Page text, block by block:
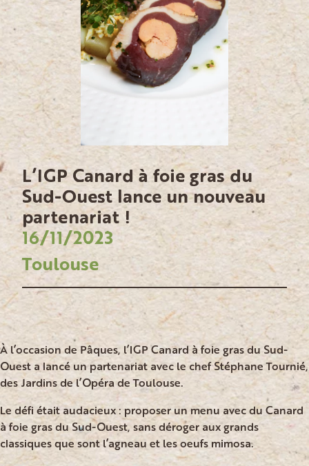
L’IGP Canard à foie gras du
Sud-Ouest lance un nouveau
partenariat !
16/11/2023
Toulouse
À l’occasion de Pâques, l’IGP Canard à foie gras du Sud-
Ouest a lancé un partenariat avec le chef Stéphane Tournié,
des Jardins de l’Opéra de Toulouse.
Le défi était audacieux : proposer un menu avec du Canard
à foie gras du Sud-Ouest, sans déroger aux grands
classiques que sont l’agneau et les oeufs mimosa.